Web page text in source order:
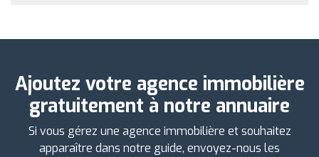
Ajoutez votre agence immobilière
gratuitement à notre annuaire
Si vous gérez une agence immobilière et souhaitez
apparaître dans notre guide, envoyez-nous les